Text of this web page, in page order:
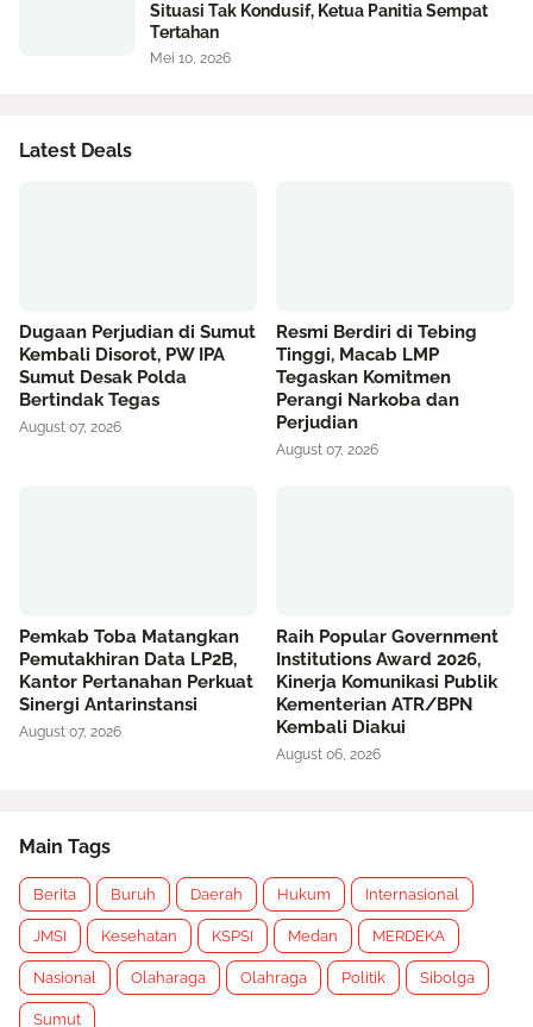
Situasi Tak Kondusif, Ketua Panitia Sempat
Tertahan
Mei 10, 2026
Latest Deals
Dugaan Perjudian di Sumut
Kembali Disorot, PW IPA
Sumut Desak Polda
Bertindak Tegas
August 07, 2026
Resmi Berdiri di Tebing
Tinggi, Macab LMP
Tegaskan Komitmen
Perangi Narkoba dan
Perjudian
August 07, 2026
Pemkab Toba Matangkan
Pemutakhiran Data LP2B,
Kantor Pertanahan Perkuat
Sinergi Antarinstansi
August 07, 2026
Raih Popular Government
Institutions Award 2026,
Kinerja Komunikasi Publik
Kementerian ATR/BPN
Kembali Diakui
August 06, 2026
Main Tags
Berita Buruh Daerah Hukum Internasional
JMSI Kesehatan KSPSI Medan MERDEKA
Nasional Olaharaga Olahraga Politik Sibolga
Sumut